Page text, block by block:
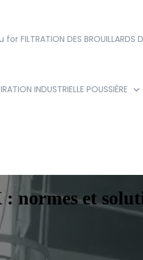
FILTRATION DES BROUILLARDS
INDUSTRIELLE POUSSIÈRE
normes et